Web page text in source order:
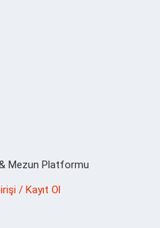
Mezun Platformu
/ Kayıt Ol